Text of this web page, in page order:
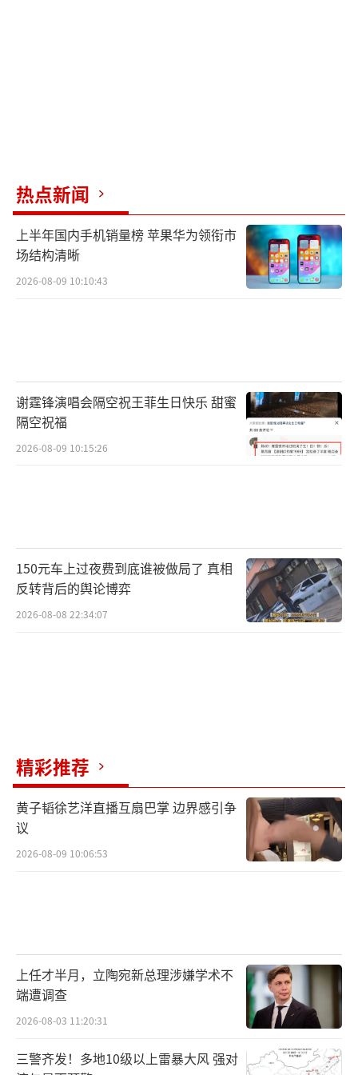
热点新闻
上半年国内手机销量榜 苹果华为领衔市
场结构清晰
2026-08-09 10:10:43
谢霆锋演唱会隔空祝王菲生日快乐 甜蜜
隔空祝福
2026-08-09 10:15:26
150元车上过夜费到底谁被做局了 真相
反转背后的舆论博弈
2026-08-08 22:34:07
精彩推荐
黄子韬徐艺洋直播互扇巴掌 边界感引争
议
2026-08-09 10:06:53
上任才半月，立陶宛新总理涉嫌学术不
端遭调查
2026-08-03 11:20:31
三警齐发！多地10级以上雷暴大风 强对